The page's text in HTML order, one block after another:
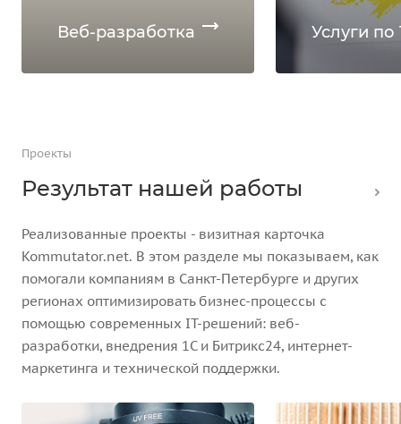
Веб-разработка Услуги по
Проекты
Результат нашей работы
Реализованные проекты - визитная карточка
Kommutator.net. В этом разделе мы показываем, как
помогали компаниям в Санкт-Петербурге и других
регионах оптимизировать бизнес-процессы с
помощью современных IT-решений: веб-
разработки, внедрения 1С и Битрикс24, интернет-
маркетинга и технической поддержки.